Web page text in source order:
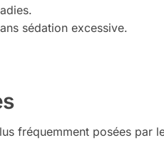
sédation excessive.
fréquemment posées par